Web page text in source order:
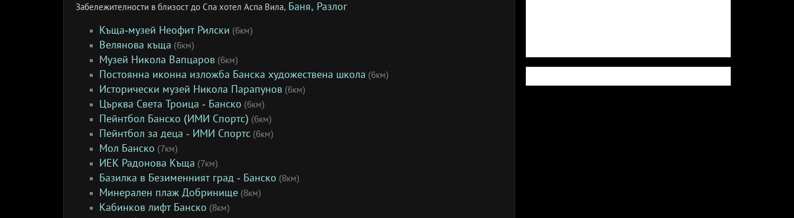
Забележителности в близост до Спа хотел Аспа Вила, Баня, Разлог
Къща-музей Неофит Рилски (6км)
Велянова къща (6км)
Музей Никола Вапцаров (6км)
Постоянна иконна изложба Банска художествена школа (6км)
Исторически музей Никола Парапунов (6км)
Църква Света Троица - Банско (6км)
Пейнтбол Банско (ИМИ Спортс) (6км)
Пейнтбол за деца - ИМИ Спортс (6км)
Мол Банско (7км)
ИЕК Радонова Къща (7км)
Базилка в Безименният град - Банско (8км)
Минерален плаж Добринище (8км)
Кабинков лифт Банско (8км)